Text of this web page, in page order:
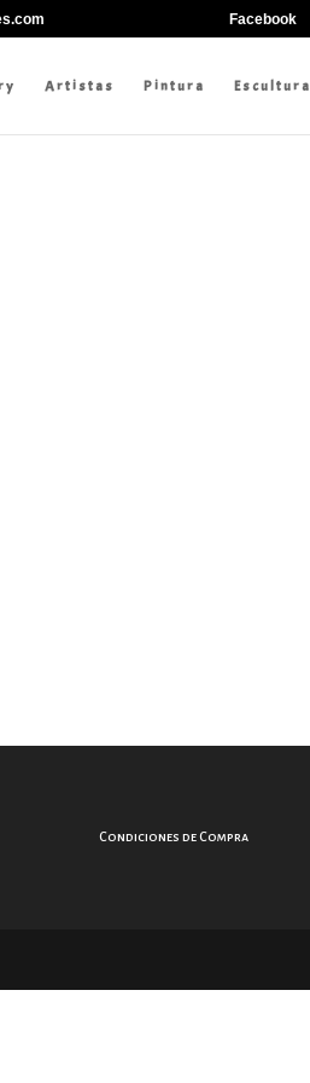
Facebook
Artistas Pintura Escultura
Condiciones de Compra